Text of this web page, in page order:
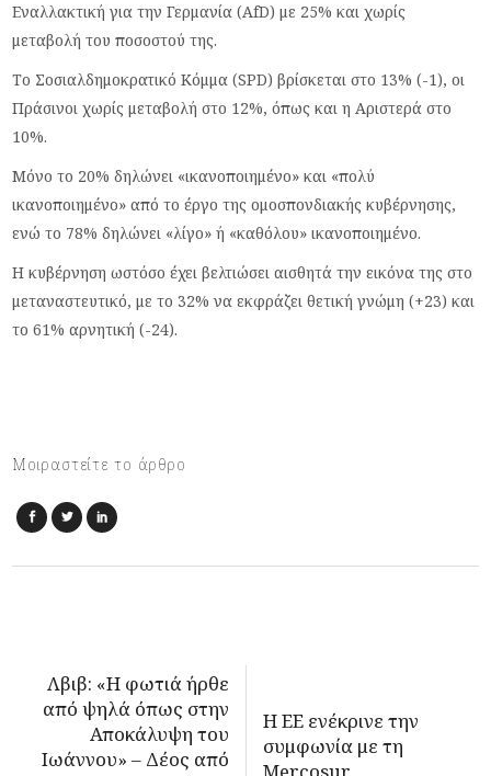
Εναλλακτική για την Γερμανία (AfD) με 25% και χωρίς
μεταβολή του ποσοστού της.
Το Σοσιαλδημοκρατικό Κόμμα (SPD) βρίσκεται στο 13% (-1), οι
Πράσινοι χωρίς μεταβολή στο 12%, όπως και η Αριστερά στο
10%.
Μόνο το 20% δηλώνει «ικανοποιημένο» και «πολύ
ικανοποιημένο» από το έργο της ομοσπονδιακής κυβέρνησης,
ενώ το 78% δηλώνει «λίγο» ή «καθόλου» ικανοποιημένο.
Η κυβέρνηση ωστόσο έχει βελτιώσει αισθητά την εικόνα της στο
μεταναστευτικό, με το 32% να εκφράζει θετική γνώμη (+23) και
το 61% αρνητική (-24).
Μοιραστείτε το άρθρο
Λβιβ: «Η φωτιά ήρθε
από ψηλά όπως στην
Αποκάλυψη του
Ιωάννου» – Δέος από
Η ΕΕ ενέκρινε την
συμφωνία με τη